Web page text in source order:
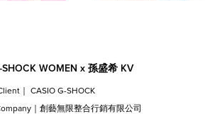
WOMEN x 孫盛希 KV
｜ CASIO G-SHOCK
｜創藝無限整合行銷有限公司